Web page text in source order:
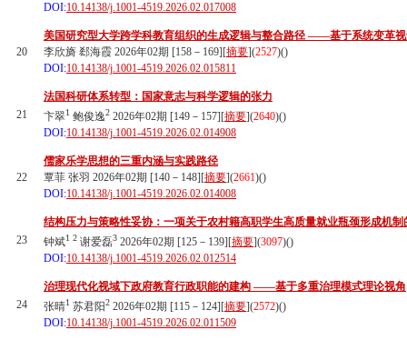
DOI:10.14138/j.1001-4519.2026.02.017008
20
美国研究型大学跨学科教育组织的生成逻辑与整合路径 ——基于系统变革
李欣旖 郄海霞 2026年02期 [158－169][摘要](2527)()
DOI:10.14138/j.1001-4519.2026.02.015811
21
法国科研体系转型：国家意志与科学逻辑的张力
卞翠1 鲍俊逸2 2026年02期 [149－157][摘要](2640)()
DOI:10.14138/j.1001-4519.2026.02.014908
22
儒家乐学思想的三重内涵与实践路径
覃菲 张羽 2026年02期 [140－148][摘要](2661)()
DOI:10.14138/j.1001-4519.2026.02.014008
23
结构压力与策略性妥协：一项关于农村籍高职学生高质量就业瓶颈形成机制
钟斌1 2 谢爱磊3 2026年02期 [125－139][摘要](3097)()
DOI:10.14138/j.1001-4519.2026.02.012514
24
治理现代化视域下政府教育行政职能的建构 ——基于多重治理模式理论视角
张晴1 苏君阳2 2026年02期 [115－124][摘要](2572)()
DOI:10.14138/j.1001-4519.2026.02.011509